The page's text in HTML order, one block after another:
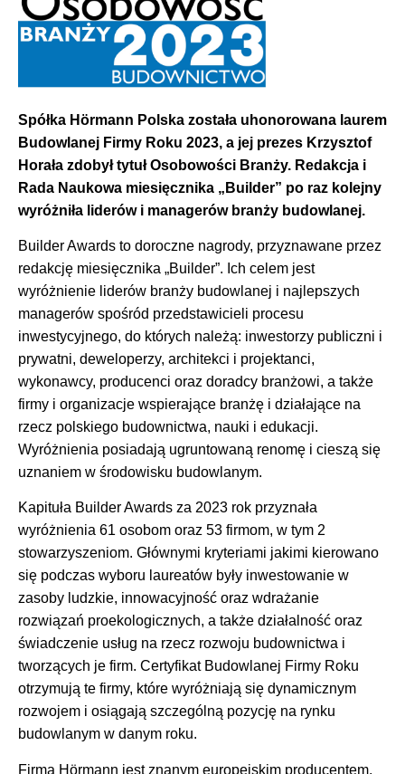
Spółka Hörmann Polska została uhonorowana laurem
Budowlanej Firmy Roku 2023, a jej prezes Krzysztof
Horała zdobył tytuł Osobowości Branży. Redakcja i
Rada Naukowa miesięcznika „Builder” po raz kolejny
wyróżniła liderów i managerów branży budowlanej.
Builder Awards to doroczne nagrody, przyznawane przez
redakcję miesięcznika „Builder”. Ich celem jest
wyróżnienie liderów branży budowlanej i najlepszych
managerów spośród przedstawicieli procesu
inwestycyjnego, do których należą: inwestorzy publiczni i
prywatni, deweloperzy, architekci i projektanci,
wykonawcy, producenci oraz doradcy branżowi, a także
firmy i organizacje wspierające branżę i działające na
rzecz polskiego budownictwa, nauki i edukacji.
Wyróżnienia posiadają ugruntowaną renomę i cieszą się
uznaniem w środowisku budowlanym.
Kapituła Builder Awards za 2023 rok przyznała
wyróżnienia 61 osobom oraz 53 firmom, w tym 2
stowarzyszeniom. Głównymi kryteriami jakimi kierowano
się podczas wyboru laureatów były inwestowanie w
zasoby ludzkie, innowacyjność oraz wdrażanie
rozwiązań proekologicznych, a także działalność oraz
świadczenie usług na rzecz rozwoju budownictwa i
tworzących je firm. Certyfikat Budowlanej Firmy Roku
otrzymują te firmy, które wyróżniają się dynamicznym
rozwojem i osiągają szczególną pozycję na rynku
budowlanym w danym roku.
Firma Hörmann jest znanym europejskim producentem,